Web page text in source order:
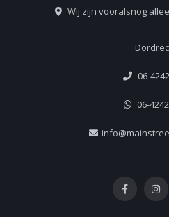
Wij zijn vooralsnog
06-
06-